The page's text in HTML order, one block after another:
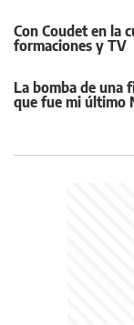
Con Coudet en la
formaciones y TV
La bomba de una
que fue mi último